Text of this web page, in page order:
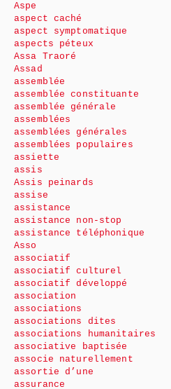
Aspe
aspect caché
aspect symptomatique
aspects péteux
Assa Traoré
Assad
assemblée
assemblée constituante
assemblée générale
assemblées
assemblées générales
assemblées populaires
assiette
assis
Assis peinards
assise
assistance
assistance non-stop
assistance téléphonique
Asso
associatif
associatif culturel
associatif développé
association
associations
associations dites
associations humanitaires
associative baptisée
associe naturellement
assortie d’une
assurance